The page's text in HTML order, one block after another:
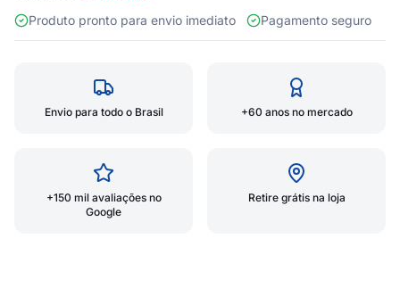
Produto pronto para envio imediato
Pagamento seguro
Envio para todo o Brasil +60 anos no mercado
+150 mil avaliações no
Google
Retire grátis na loja